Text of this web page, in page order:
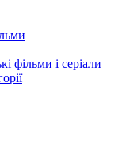
фільми і серіали